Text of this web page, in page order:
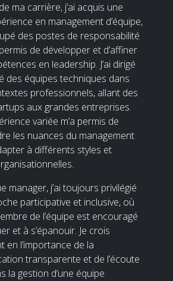
ma carrière, j’ai acquis une
en management d’équipe,
des postes de responsabilité
de développer et d’affiner
en leadership. J’ai dirigé
des équipes techniques dans
professionnels, allant des
aux grandes entreprises.
variée m’a permis de
les nuances du management
à différents styles et
manager, j’ai toujours privilégié
participative et inclusive, où
de l’équipe est encouragé
et à s’épanouir. Je crois
en l’importance de la
transparente et de l’écoute
la gestion d’une équipe